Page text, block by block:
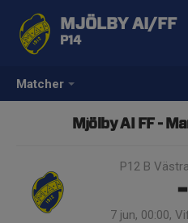
Matcher
MJÖLBY AI/FF
P14
Mjölby AI FF -
P12 B
-
7 jun, 00:00,